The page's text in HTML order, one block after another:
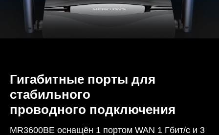
Гигабитные порты для
стабильного
проводного подключения
MR3600BE оснащён 1 портом WAN 1 Гбит/с и 3